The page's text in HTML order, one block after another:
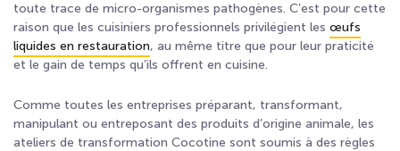
toute trace de micro-organismes pathogènes. C’est pour cette
raison que les cuisiniers professionnels privilégient les œufs
liquides en restauration, au même titre que pour leur praticité
et le gain de temps qu’ils offrent en cuisine.
Comme toutes les entreprises préparant, transformant,
manipulant ou entreposant des produits d’origine animale, les
ateliers de transformation Cocotine sont soumis à des règles